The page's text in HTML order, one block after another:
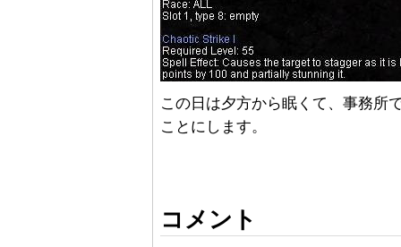
この日は夕方から眠くて、事務所
ことにします。
コメント